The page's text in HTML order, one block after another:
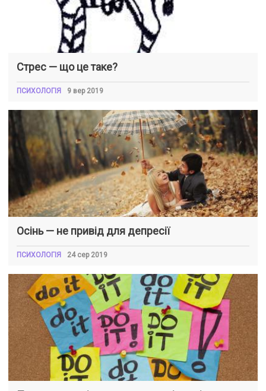
Стрес — що це таке?
ПСИХОЛОГІЯ 9 вер 2019
Осінь — не привід для депресії
ПСИХОЛОГІЯ 24 сер 2019